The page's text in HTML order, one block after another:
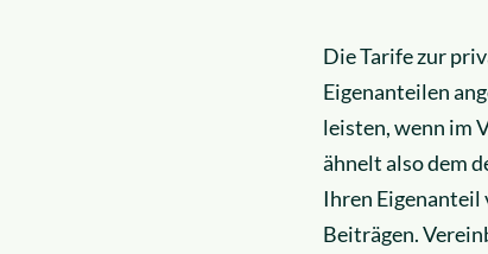
Die Tarife zur
Eigenanteilen
leisten, wenn im
ähnelt also dem
Ihren Eigenanteil
Beiträgen.